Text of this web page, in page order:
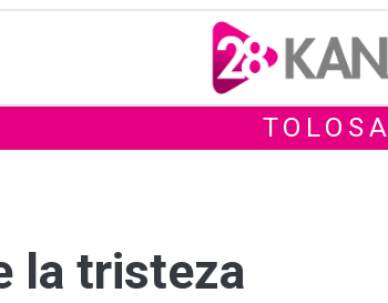
TOLOSA
la tristeza